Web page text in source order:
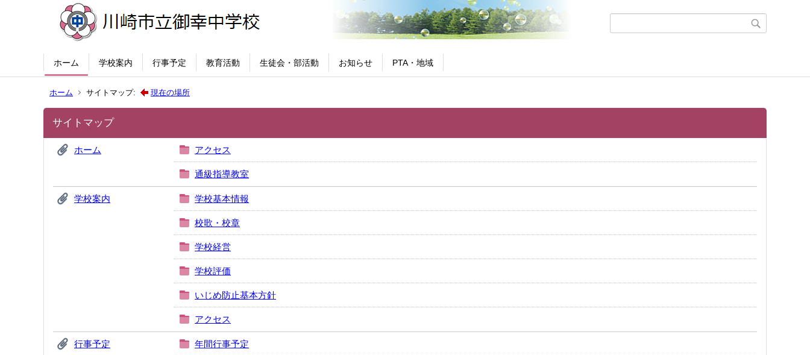
ホーム 学校案内 行事予定 教育活動 生徒会・部活動 お知らせ PTA・地域
ホーム サイトマップ: 現在の場所
サイトマップ
ホーム アクセス
通級指導教室
学校案内 学校基本情報
校歌・校章
学校経営
学校評価
いじめ防止基本方針
アクセス
行事予定 年間行事予定